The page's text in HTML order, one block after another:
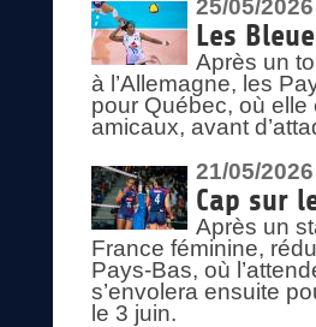
25/05/2026
Les
Après un
à l’Allemagne, les
pour Québec, où
amicaux, avant
21/05/2026
Cap sur
Après un
France féminine,
Pays-Bas, où
s’envolera ensuite
le 3 juin.